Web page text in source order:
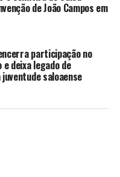
de João Campos em
participação no
deixa legado de
saloaense